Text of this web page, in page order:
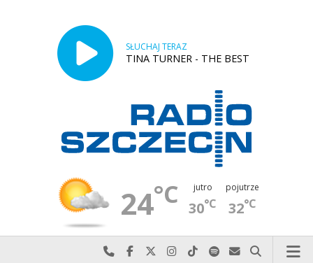
SŁUCHAJ TERAZ
TINA TURNER - THE BEST
24°C jutro
30°C
pojutrze
32°C
Najlepiej po prostu do nas zadzwoń
Odwiedź nas na Facebook-u
Odwiedź nas na X
Odwiedź nas na Instagram-ie
Odwiedź nas na TikTok-u
Szukaj nas na Spotify
Wyślij do nas
Szukaj